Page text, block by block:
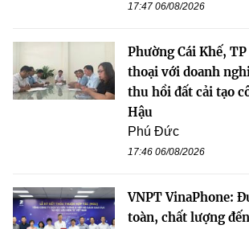
17:47 06/08/2026
Phường Cái Khế,
thoại với doanh
thu hồi đất cải tạo
Hậu
Phú Đức
17:46 06/08/2026
VNPT VinaPhone:
toàn, chất lượng